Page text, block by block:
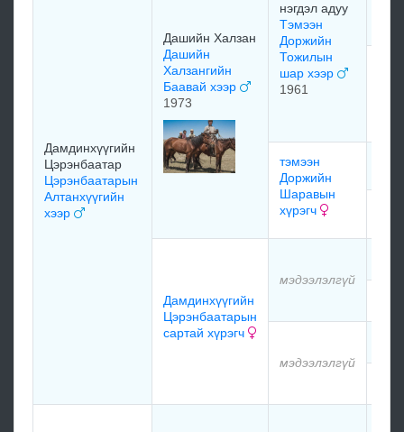
Дамдинхүүгийн
Цэрэнбаатар
Цэрэнбаатарын
Алтанхүүгийн
хээр
Дашийн Халзан
Дашийн
Халзангийн
Баавай хээр
1973
нэгдэл адуу
Тэмээн
Доржийн
Тожилын
шар хээр
1961
тэмээн
Доржийн
Шаравын
хүрэгч
Дамдинхүүгийн
Цэрэнбаатарын
сартай хүрэгч
мэдээлэлгүй
мэдээлэлгүй